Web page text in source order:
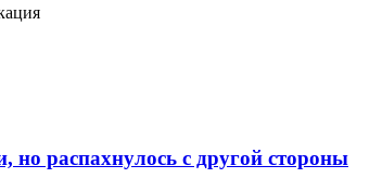
распахнулось с другой стороны